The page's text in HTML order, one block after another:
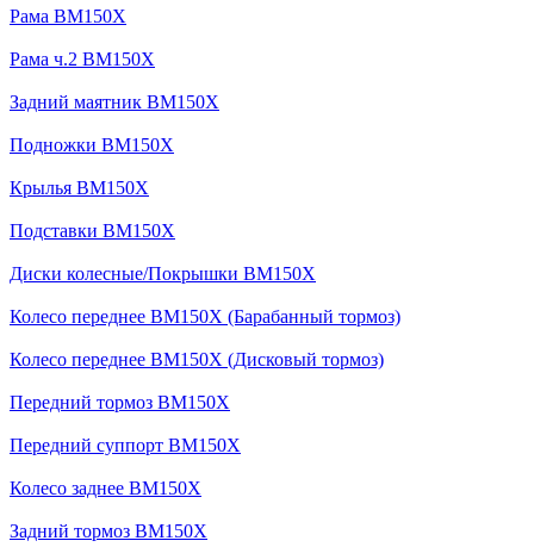
Рама BM150X
Рама ч.2 BM150X
Задний маятник BM150X
Подножки BM150X
Крылья BM150X
Подставки BM150X
Диски колесные/Покрышки BM150X
Колесо переднее BM150X (Барабанный тормоз)
Колесо переднее BM150X (Дисковый тормоз)
Передний тормоз BM150X
Передний суппорт BM150X
Колесо заднее BM150X
Задний тормоз BM150X